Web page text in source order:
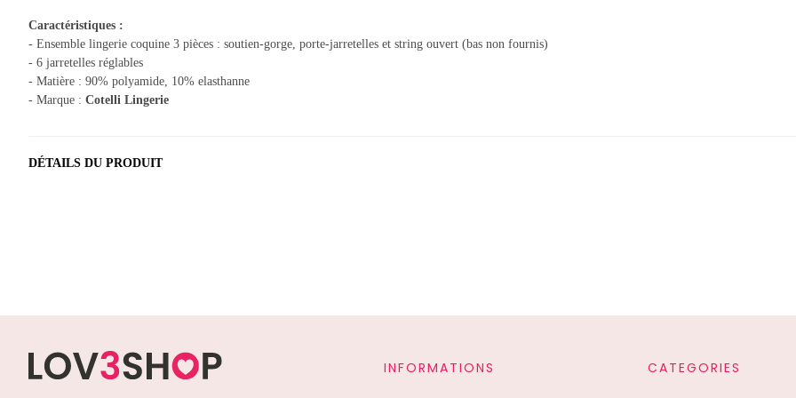
Caractéristiques :
- Ensemble lingerie coquine 3 pièces : soutien-gorge, porte-jarretelles et string ouvert (bas non fournis)
- 6 jarretelles réglables
- Matière : 90% polyamide, 10% elasthanne
- Marque : Cotelli Lingerie
DÉTAILS DU PRODUIT
INFORMATIONS CATEGORIES